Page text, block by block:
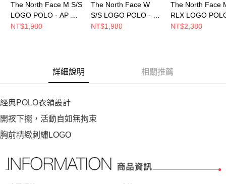
The North Face M S/S
LOGO POLO - AP 男
短袖POLO
NT$1,980
The North Face W
S/S LOGO POLO - AP
女 短袖POLO
NT$1,980
The North Face
RLX LOGO
AP 男 短袖POLO
NT$2,380
詳細說明 相關推薦
經典POLO衣領設計
開衩下擺，活動自如無拘束
胸前精緻刺繡LOGO